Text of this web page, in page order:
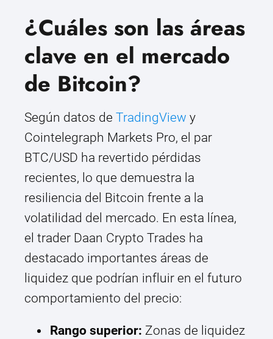
¿Cuáles son las áreas
clave en el mercado
de Bitcoin?
Según datos de TradingView y
Cointelegraph Markets Pro, el par
BTC/USD ha revertido pérdidas
recientes, lo que demuestra la
resiliencia del Bitcoin frente a la
volatilidad del mercado. En esta línea,
el trader Daan Crypto Trades ha
destacado importantes áreas de
liquidez que podrían influir en el futuro
comportamiento del precio:
Rango superior: Zonas de liquidez